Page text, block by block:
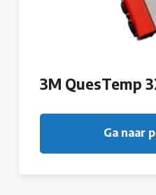
3M QuesTemp
Ga naar